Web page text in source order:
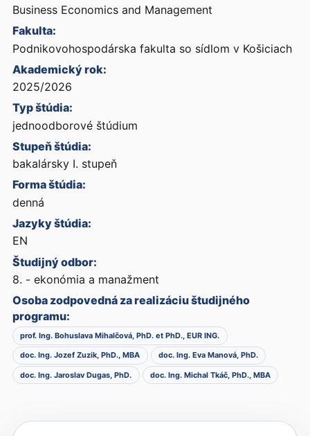
Business Economics and Management
Fakulta:
Podnikovohospodárska fakulta so sídlom v Košiciach
Akademický rok:
2025/2026
Typ štúdia:
jednoodborové štúdium
Stupeň štúdia:
bakalársky I. stupeň
Forma štúdia:
denná
Jazyky štúdia:
EN
Študijný odbor:
8. - ekonómia a manažment
Osoba zodpovedná za realizáciu študijného
programu:
prof. Ing. Bohuslava Mihalčová, PhD. et PhD., EUR ING.
doc. Ing. Jozef Zuzik, PhD., MBA doc. Ing. Eva Manová, PhD.
doc. Ing. Jaroslav Dugas, PhD. doc. Ing. Michal Tkáč, PhD., MBA